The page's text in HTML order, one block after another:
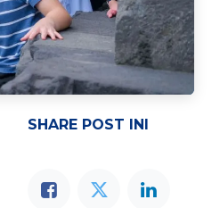
SHARE POST INI